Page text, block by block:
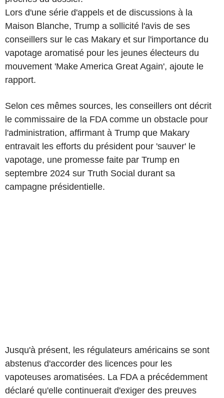
Lors d'une série d'appels et de discussions à la
Maison Blanche, Trump a sollicité l'avis de ses
conseillers sur le cas Makary et sur l'importance du
vapotage aromatisé pour les jeunes électeurs du
mouvement 'Make America Great Again', ajoute le
rapport.
Selon ces mêmes sources, les conseillers ont décrit
le commissaire de la FDA comme un obstacle pour
l'administration, affirmant à Trump que Makary
entravait les efforts du président pour 'sauver' le
vapotage, une promesse faite par Trump en
septembre 2024 sur Truth Social durant sa
campagne présidentielle.
Jusqu'à présent, les régulateurs américains se sont
abstenus d'accorder des licences pour les
vapoteuses aromatisées. La FDA a précédemment
déclaré qu'elle continuerait d'exiger des preuves